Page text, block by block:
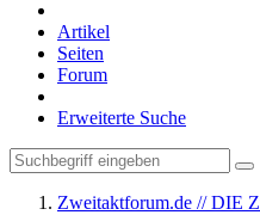
Artikel
Seiten
Forum
Erweiterte Suche
Zweitaktforum.de // DIE